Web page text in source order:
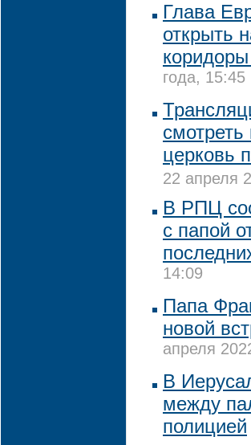
Глава
открыть
года, 15:45
церковь
22 апреля
В РПЦ
с папой
14:09
Папа
новой
апреля
В
между
полицией